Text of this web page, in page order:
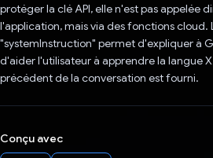
protéger la clé API, elle n'est pas appelée
l'application, mais via des fonctions cloud.
"systemInstruction" permet d'expliquer à
d'aider l'utilisateur à apprendre la langue
précédent de la conversation est fourni.
Conçu avec